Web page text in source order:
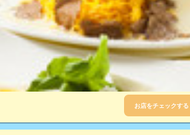
お店をチェックする